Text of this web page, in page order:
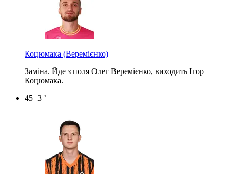
Коцюмака (Веремієнко)
Заміна. Йде з поля Олег Веремієнко, виходить Ігор
Коцюмака.
45+3 ’